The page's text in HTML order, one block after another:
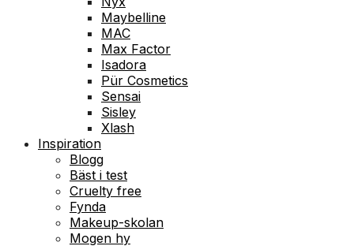
Maybelline
MAC
Max Factor
Isadora
Pür Cosmetics
Sensai
Sisley
Xlash
Inspiration
Blogg
Bäst i test
Cruelty free
Fynda
Makeup-skolan
Mogen hy